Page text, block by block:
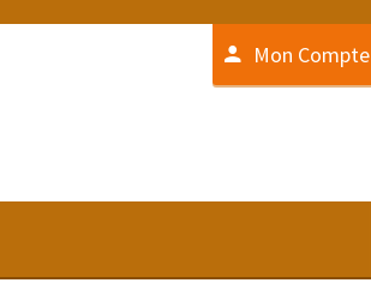
Mon Compte